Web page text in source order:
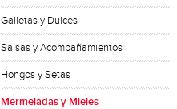
Galletas y Dulces
Salsas y Acompañamientos
Hongos y Setas
Mermeladas y Mieles